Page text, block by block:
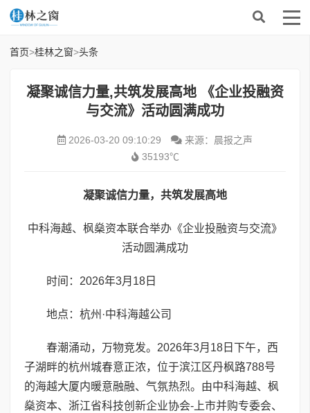
首页>桂林之窗>头条
凝聚诚信力量,共筑发展高地 《企业投融资
与交流》活动圆满成功
2026-03-20 09:10:29
来源：晨报之声
35193℃
凝聚诚信力量，共筑发展高地
中科海越、枫燊资本联合举办《企业投融资与交流》
活动圆满成功
时间：2026年3月18日
地点：杭州·中科海越公司
春潮涌动，万物竞发。2026年3月18日下午，西
子湖畔的杭州城春意正浓，位于滨江区丹枫路788号
的海越大厦内暖意融融、气氛热烈。由中科海越、枫
燊资本、浙江省科技创新企业协会-上市并购专委会、